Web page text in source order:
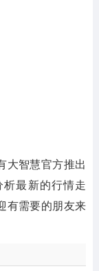
大智慧官方推出
最新的行情走
有需要的朋友来